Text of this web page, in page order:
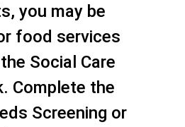
you may be
food services
Social Care
Complete the
Screening or